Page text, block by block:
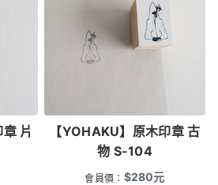
片
【YOHAKU】原木印章 古
物 S-104
會員價： $280元